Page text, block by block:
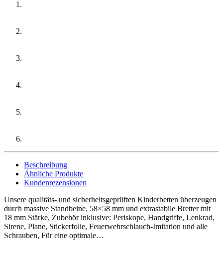
Beschreibung
Ähnliche Produkte
Kundenrezensionen
Unsere qualitäts- und sicherheitsgeprüften Kinderbetten überzeugen
durch massive Standbeine, 58×58 mm und extrastabile Bretter mit
18 mm Stärke, Zubehör inklusive: Periskope, Handgriffe, Lenkrad,
Sirene, Plane, Stickerfolie, Feuerwehrschlauch-Imitation und alle
Schrauben, Für eine optimale…